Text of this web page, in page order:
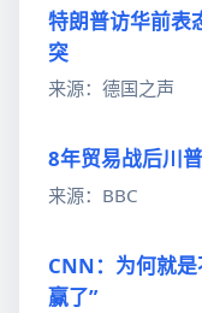
特朗普访华前表
突
来源：德国之声
8年贸易战后川
来源：BBC
CNN：为何就
赢了”